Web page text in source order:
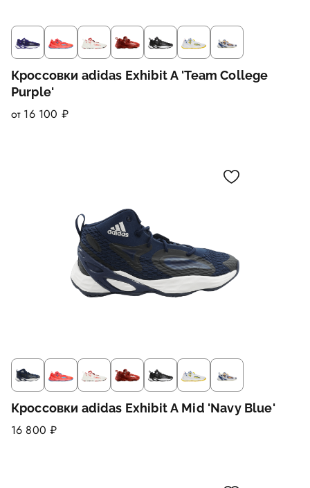
Кроссовки adidas Exhibit A 'Team College
Purple'
от 16 100 ₽
Кроссовки adidas Exhibit A Mid 'Navy Blue'
16 800 ₽